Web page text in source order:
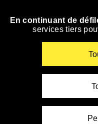
Skip
Sélection
En continuant de
services tiers